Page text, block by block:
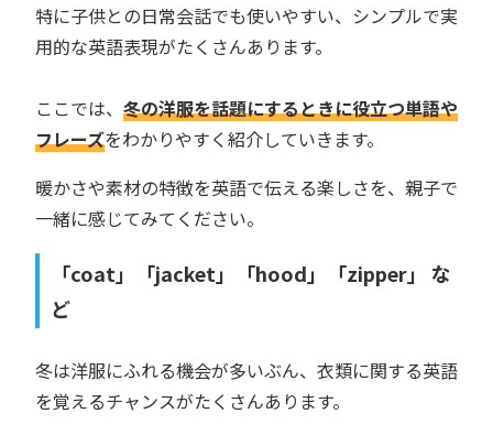
特に子供との日常会話でも使いやすい、シンプルで実
用的な英語表現がたくさんあります。
ここでは、 冬の洋服を話題にするときに役立つ単語や
フレーズをわかりやすく紹介していきます。
暖かさや素材の特徴を英語で伝える楽しさを、親子で
一緒に感じてみてください。
「coat」「jacket」「hood」「zipper」 な
ど
冬は洋服にふれる機会が多いぶん、衣類に関する英語
を覚えるチャンスがたくさんあります。